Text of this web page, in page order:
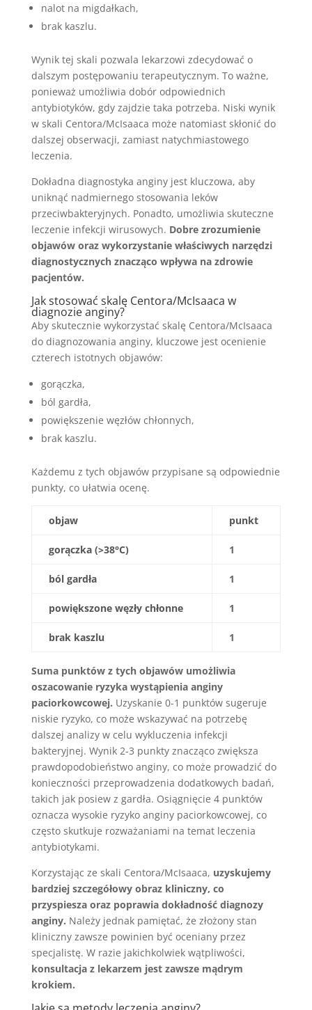
nalot na migdałkach,
brak kaszlu.
Wynik tej skali pozwala lekarzowi zdecydować o
dalszym postępowaniu terapeutycznym. To ważne,
ponieważ umożliwia dobór odpowiednich
antybiotyków, gdy zajdzie taka potrzeba. Niski wynik
w skali Centora/McIsaaca może natomiast skłonić do
dalszej obserwacji, zamiast natychmiastowego
leczenia.
Dokładna diagnostyka anginy jest kluczowa, aby
uniknąć nadmiernego stosowania leków
przeciwbakteryjnych. Ponadto, umożliwia skuteczne
leczenie infekcji wirusowych. Dobre zrozumienie
objawów oraz wykorzystanie właściwych narzędzi
diagnostycznych znacząco wpływa na zdrowie
pacjentów.
Jak stosować skalę Centora/McIsaaca w
diagnozie anginy?
Aby skutecznie wykorzystać skalę Centora/McIsaaca
do diagnozowania anginy, kluczowe jest ocenienie
czterech istotnych objawów:
gorączka,
ból gardła,
powiększenie węzłów chłonnych,
brak kaszlu.
Każdemu z tych objawów przypisane są odpowiednie
punkty, co ułatwia ocenę.
objaw punkt
gorączka (>38°C) 1
ból gardła 1
powiększone węzły chłonne 1
brak kaszlu 1
Suma punktów z tych objawów umożliwia
oszacowanie ryzyka wystąpienia anginy
paciorkowcowej. Uzyskanie 0-1 punktów sugeruje
niskie ryzyko, co może wskazywać na potrzebę
dalszej analizy w celu wykluczenia infekcji
bakteryjnej. Wynik 2-3 punkty znacząco zwiększa
prawdopodobieństwo anginy, co może prowadzić do
konieczności przeprowadzenia dodatkowych badań,
takich jak posiew z gardła. Osiągnięcie 4 punktów
oznacza wysokie ryzyko anginy paciorkowcowej, co
często skutkuje rozważaniami na temat leczenia
antybiotykami.
Korzystając ze skali Centora/McIsaaca, uzyskujemy
bardziej szczegółowy obraz kliniczny, co
przyspiesza oraz poprawia dokładność diagnozy
anginy. Należy jednak pamiętać, że złożony stan
kliniczny zawsze powinien być oceniany przez
specjalistę. W razie jakichkolwiek wątpliwości,
konsultacja z lekarzem jest zawsze mądrym
krokiem.